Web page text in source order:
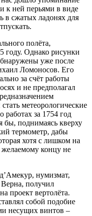
к ней перьями в виде
в сжатых ладонях для
полёта,
году. Однако рисунки
уже после
Ломоносов. Его
за счёт работы
и не предполагал
метеорологические
за 1754 год
поднимаясь кверху
термометр, дабы
хотя с лишком на
желаемому концу не
нумизмат,
Верна, получил
проект вертолёта.
собой подобие
несущих винтов –